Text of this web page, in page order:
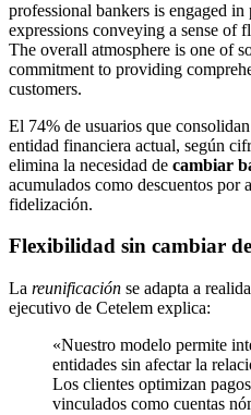
El 74% de usuarios que
entidad financiera actual, según
elimina la necesidad de cambiar
acumulados como descuentos por
fidelización.
Flexibilidad sin cambiar
La reunificación se adapta a
ejecutivo de Cetelem explica:
«Nuestro modelo permite integrar créditos de terceras
entidades sin afectar la
Los clientes optimizan
vinculados como cuentas